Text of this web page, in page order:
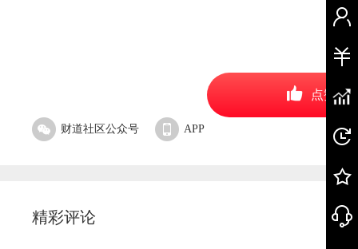
点赞
财道社区公众号 APP
精彩评论